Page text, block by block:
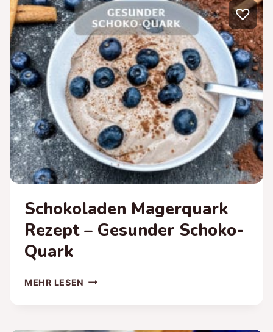
PUTEN
OOPSIE
SANDWICHES
♡
Schokoladen Magerquark
Rezept – Gesunder Schoko-
Quark
MEHR LESEN SCHOKOLADEN